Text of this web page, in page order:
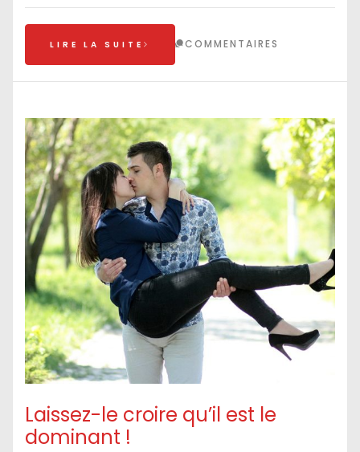
LIRE LA SUITE COMMENTAIRES
Laissez-le croire qu’il est le
dominant !